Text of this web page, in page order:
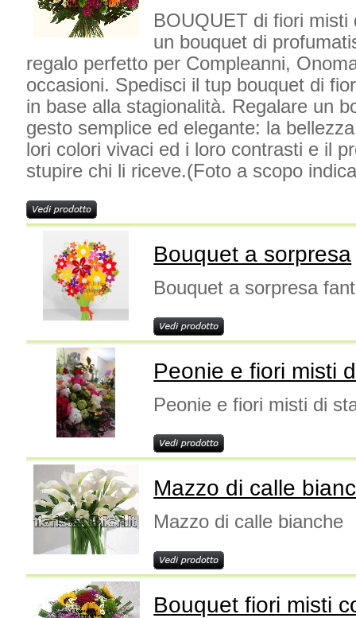
BOUQUET di fiori
un bouquet di
regalo perfetto per Compleanni,
occasioni. Spedisci il tup bouquet di
in base alla stagionalità. Regalare un
gesto semplice ed elegante: la
lori colori vivaci ed i loro contrasti e il
stupire chi li riceve.(Foto a scopo
Bouquet a sorpresa
Bouquet a sorpresa
Peonie e fiori misti
Peonie e fiori misti di
Mazzo di calle
Mazzo di calle bianche
Bouquet fiori misti